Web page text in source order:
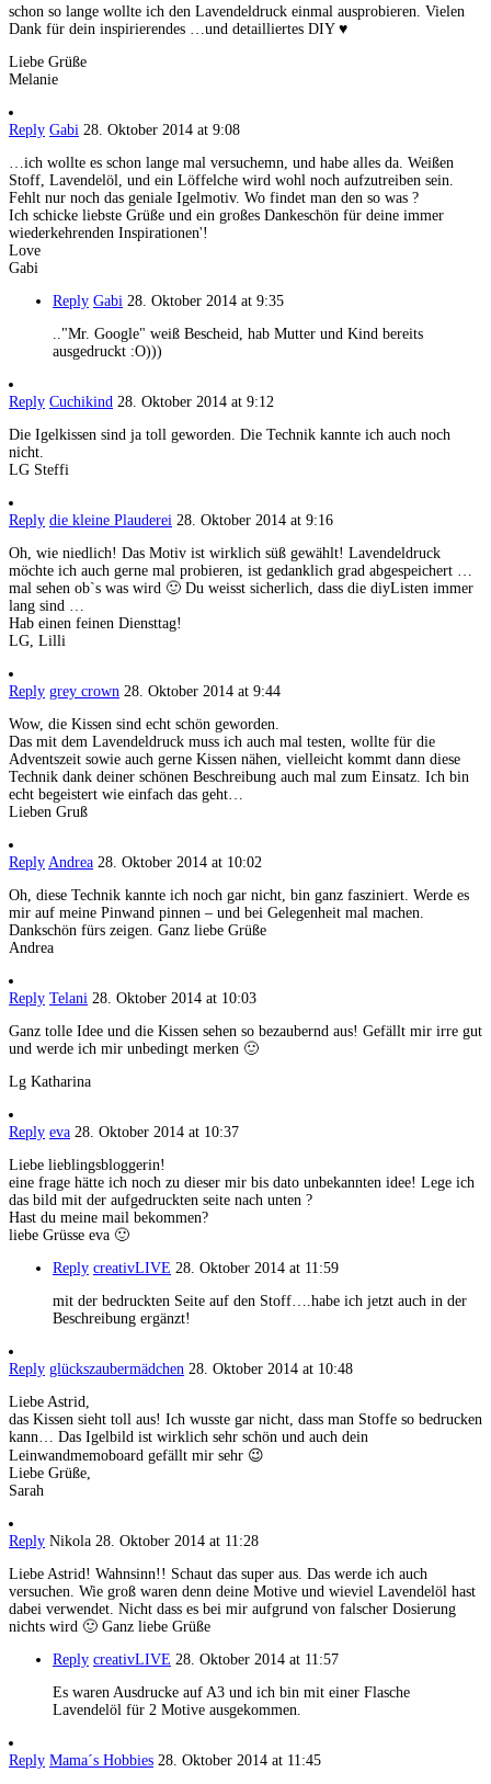
schon so lange wollte ich den Lavendeldruck einmal ausprobieren. Vielen
Dank für dein inspirierendes …und detailliertes DIY ♥
Liebe Grüße
Melanie
Reply Gabi 28. Oktober 2014 at 9:08
…ich wollte es schon lange mal versuchemn, und habe alles da. Weißen
Stoff, Lavendelöl, und ein Löffelche wird wohl noch aufzutreiben sein.
Fehlt nur noch das geniale Igelmotiv. Wo findet man den so was ?
Ich schicke liebste Grüße und ein großes Dankeschön für deine immer
wiederkehrenden Inspirationen'!
Love
Gabi
Reply Gabi 28. Oktober 2014 at 9:35
.."Mr. Google" weiß Bescheid, hab Mutter und Kind bereits
ausgedruckt :O)))
Reply Cuchikind 28. Oktober 2014 at 9:12
Die Igelkissen sind ja toll geworden. Die Technik kannte ich auch noch
nicht.
LG Steffi
Reply die kleine Plauderei 28. Oktober 2014 at 9:16
Oh, wie niedlich! Das Motiv ist wirklich süß gewählt! Lavendeldruck
möchte ich auch gerne mal probieren, ist gedanklich grad abgespeichert …
mal sehen ob`s was wird 🙂 Du weisst sicherlich, dass die diyListen immer
lang sind …
Hab einen feinen Diensttag!
LG, Lilli
Reply grey crown 28. Oktober 2014 at 9:44
Wow, die Kissen sind echt schön geworden.
Das mit dem Lavendeldruck muss ich auch mal testen, wollte für die
Adventszeit sowie auch gerne Kissen nähen, vielleicht kommt dann diese
Technik dank deiner schönen Beschreibung auch mal zum Einsatz. Ich bin
echt begeistert wie einfach das geht…
Lieben Gruß
Reply Andrea 28. Oktober 2014 at 10:02
Oh, diese Technik kannte ich noch gar nicht, bin ganz fasziniert. Werde es
mir auf meine Pinwand pinnen – und bei Gelegenheit mal machen.
Dankschön fürs zeigen. Ganz liebe Grüße
Andrea
Reply Telani 28. Oktober 2014 at 10:03
Ganz tolle Idee und die Kissen sehen so bezaubernd aus! Gefällt mir irre gut
und werde ich mir unbedingt merken 🙂
Lg Katharina
Reply eva 28. Oktober 2014 at 10:37
Liebe lieblingsbloggerin!
eine frage hätte ich noch zu dieser mir bis dato unbekannten idee! Lege ich
das bild mit der aufgedruckten seite nach unten ?
Hast du meine mail bekommen?
liebe Grüsse eva 🙂
Reply creativLIVE 28. Oktober 2014 at 11:59
mit der bedruckten Seite auf den Stoff….habe ich jetzt auch in der
Beschreibung ergänzt!
Reply glückszaubermädchen 28. Oktober 2014 at 10:48
Liebe Astrid,
das Kissen sieht toll aus! Ich wusste gar nicht, dass man Stoffe so bedrucken
kann… Das Igelbild ist wirklich sehr schön und auch dein
Leinwandmemoboard gefällt mir sehr 😉
Liebe Grüße,
Sarah
Reply Nikola 28. Oktober 2014 at 11:28
Liebe Astrid! Wahnsinn!! Schaut das super aus. Das werde ich auch
versuchen. Wie groß waren denn deine Motive und wieviel Lavendelöl hast
dabei verwendet. Nicht dass es bei mir aufgrund von falscher Dosierung
nichts wird 🙂 Ganz liebe Grüße
Reply creativLIVE 28. Oktober 2014 at 11:57
Es waren Ausdrucke auf A3 und ich bin mit einer Flasche
Lavendelöl für 2 Motive ausgekommen.
Reply Mama´s Hobbies 28. Oktober 2014 at 11:45